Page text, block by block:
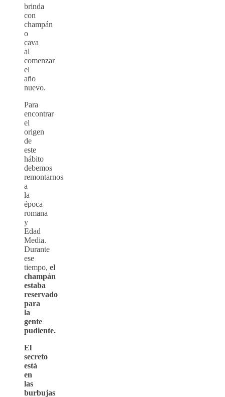
brinda
con
champán
o
cava
al
comenzar
el
año
nuevo.
Para
encontrar
el
origen
de
este
hábito
debemos
remontarnos
a
la
época
romana
y
Edad
Media.
Durante
ese
tiempo, el
champán
estaba
reservado
para
la
gente
pudiente.
El
secreto
está
en
las
burbujas